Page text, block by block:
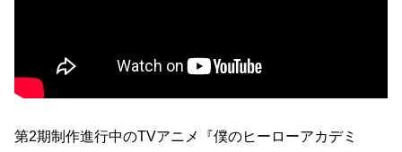
第2期制作進行中のTVアニメ『僕のヒーローアカデミ